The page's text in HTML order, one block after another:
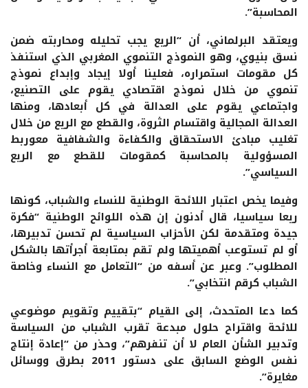
المحاسبة”.
ويعتقد البرلماني، أن “الريع يجب تحليله ومحاربته ضمن
نسق بنيوي، وهو النموذج التنموي المغربي الذي استنفذ
كل مقومات استمراره، فعلينا أولا إيجاد وإبداع نموذج
تنموي من خلال نموذج اقتصادي يقوم على التصنيع،
واجتماعي يقوم على العدالة في كل أبعادها، ومنها
العدالة المجالية واقتسام الثروة، والقطع مع الريع من خلال
تغليب مبادئ الاستحقاق والكفاءة والشفافية معوربط
المسؤولية بالمحاسبة كمقومات للقطع مع الريع
السياسي”.
وفيما يخص اعتبار اللائحة الوطنية للنساء والشباب، كونها
ريعا سياسيا، قال أدنون إن هذه اللوائح الوطنية “فكرة
جيدة ومتقدمة لكن الأحزاب السياسية لم تحسن تدبيرها،
أو لم تستوعب أهميتها ولم تقم بمتابعة أجرأتها بالشكل
المطلوب”. وعبر عن أسفه من “التعامل مع النساء وخاصة
الشباب كرقم انتخابي”.
كما دعا المتحدث، إلى القيام “بتقييم وتقويم موضوعي
للائحة واقتراح حلول مبدعة تقرب الشباب من السياسة
وتدبير الشأن العام لا أن تنفرهم”، وحذر من “إعادة إنتاج
نفس الوضع السابق على دستور 2011 بطرق ووسائل
مغايرة”.